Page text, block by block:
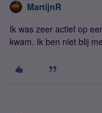
MartijnR
Ik was zeer actief op
kwam. Ik ben niet blij